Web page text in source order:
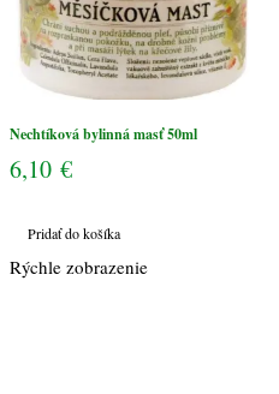
Nechtíková bylinná masť 50ml
6,10 €
Pridať do košíka
Rýchle zobrazenie